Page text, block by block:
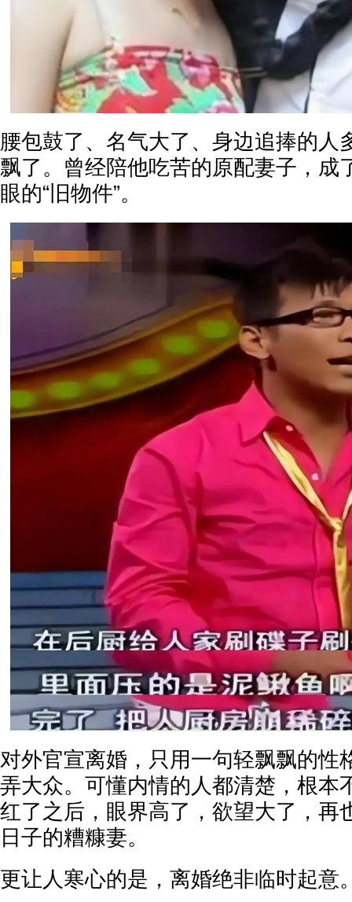
腰包鼓了、名气大了、身边追捧的人
飘了。曾经陪他吃苦的原配妻子，成
眼的“旧物件”。
对外官宣离婚，只用一句轻飘飘的性
弄大众。可懂内情的人都清楚，根本
红了之后，眼界高了，欲望大了，再
日子的糟糠妻。
更让人寒心的是，离婚绝非临时起意